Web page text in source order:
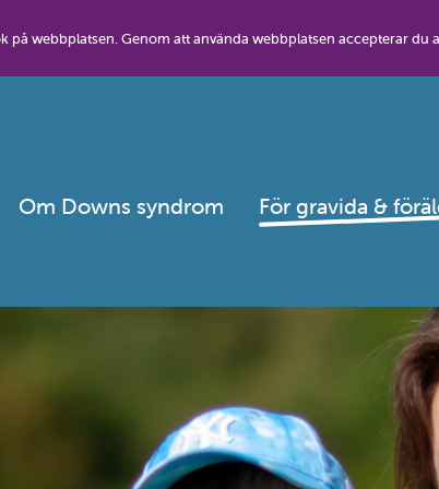
webbplatsen. Genom att använda webbplatsen accepterar du
Om Downs syndrom För gravida &